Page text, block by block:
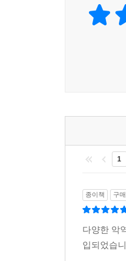
1
종이책 구매
다양한 악
입되었습